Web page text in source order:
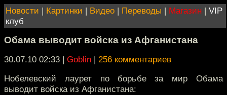
Новости | Картинки | Видео | Переводы | Магазин | VIP
клуб
Обама выводит войска из Афганистана
30.07.10 02:33 | Goblin | 256 комментариев
Нобелевский лаурет по борьбе за мир Обама
выводит войска из Афганистана: